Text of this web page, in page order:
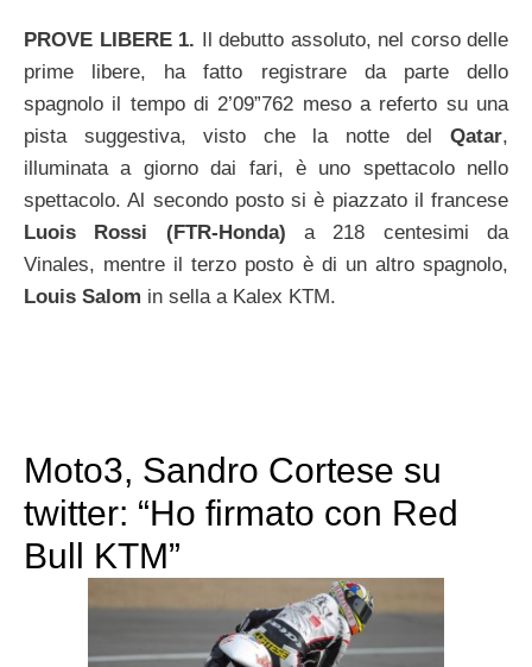
PROVE LIBERE 1. Il debutto assoluto, nel corso delle
prime libere, ha fatto registrare da parte dello
spagnolo il tempo di 2’09”762 meso a referto su una
pista suggestiva, visto che la notte del Qatar,
illuminata a giorno dai fari, è uno spettacolo nello
spettacolo. Al secondo posto si è piazzato il francese
Luois Rossi (FTR-Honda) a 218 centesimi da
Vinales, mentre il terzo posto è di un altro spagnolo,
Louis Salom in sella a Kalex KTM.
Moto3, Sandro Cortese su
twitter: “Ho firmato con Red
Bull KTM”